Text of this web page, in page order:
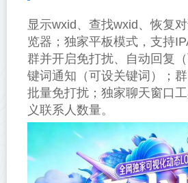
显示wxid、查找wxid、恢复
览器；独家平板模式，支持
群并开启免打扰、自动回复
键词通知（可设关键词）；群
批量免打扰；独家聊天窗口
义联系人数量。